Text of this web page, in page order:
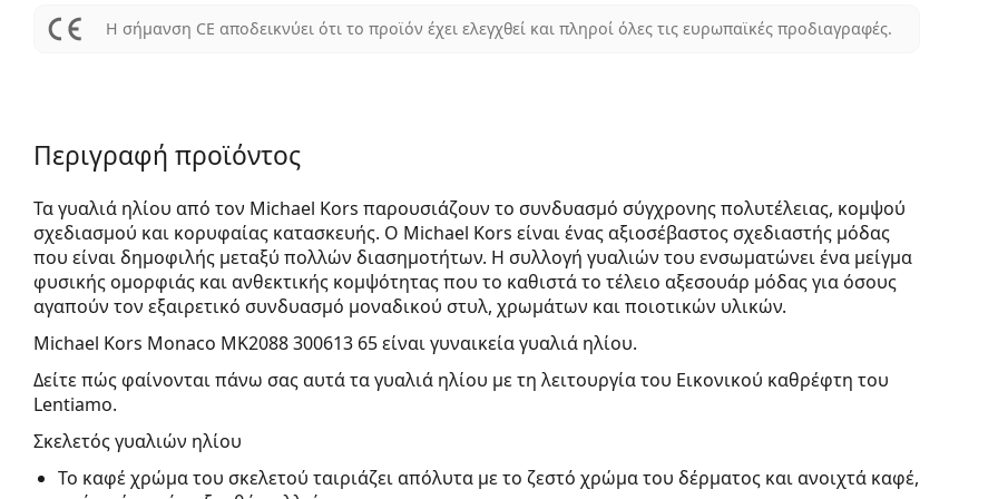
Η σήμανση CE αποδεικνύει ότι το προϊόν έχει ελεγχθεί και πληροί όλες τις ευρωπαϊκές προδιαγραφές.
Περιγραφή προϊόντος
Τα γυαλιά ηλίου από τον Michael Kors παρουσιάζουν το συνδυασμό σύγχρονης πολυτέλειας, κομψού
σχεδιασμού και κορυφαίας κατασκευής. Ο Michael Kors είναι ένας αξιοσέβαστος σχεδιαστής μόδας
που είναι δημοφιλής μεταξύ πολλών διασημοτήτων. Η συλλογή γυαλιών του ενσωματώνει ένα μείγμα
φυσικής ομορφιάς και ανθεκτικής κομψότητας που το καθιστά το τέλειο αξεσουάρ μόδας για όσους
αγαπούν τον εξαιρετικό συνδυασμό μοναδικού στυλ, χρωμάτων και ποιοτικών υλικών.
Michael Kors Monaco MK2088 300613 65είναι γυναικεία γυαλιά ηλίου.
Δείτε πώς φαίνονται πάνω σας αυτά τα γυαλιά ηλίου με τη λειτουργία του Εικονικού καθρέφτη του
Lentiamo.
Σκελετός γυαλιών ηλίου
Το καφέ χρώμα του σκελετού ταιριάζει απόλυτα με το ζεστό χρώμα του δέρματος και ανοιχτά καφέ,